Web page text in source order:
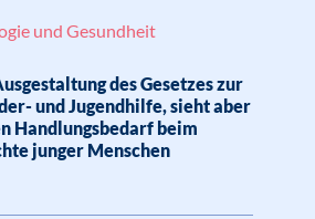
und Gesundheit
des Gesetzes zur
und Jugendhilfe, sieht aber
Handlungsbedarf beim
junger Menschen